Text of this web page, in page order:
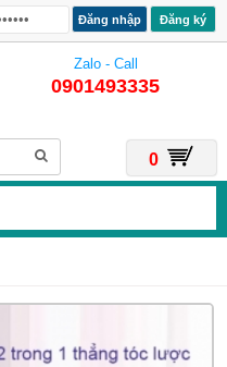
Đăng ký
Zalo - Call
0901493335
0